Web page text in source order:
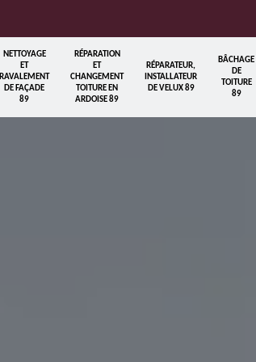
NETTOYAGE
ET
RAVALEMENT
DE FAÇADE
89
RÉPARATION
ET
CHANGEMENT
TOITURE EN
ARDOISE 89
RÉPARATEUR,
INSTALLATEUR
DE VELUX 89
BÂCHAGE
DE
TOITURE
89